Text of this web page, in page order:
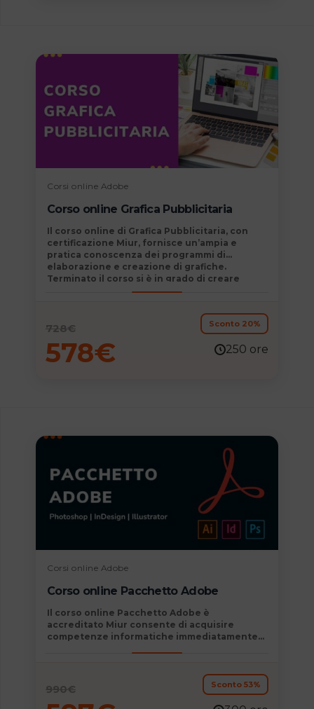
Corsi online Adobe
Corso online Grafica Pubblicitaria
Il corso online di Grafica Pubblicitaria, con
certificazione Miur, fornisce un’ampia e
pratica conoscenza dei programmi di
elaborazione e creazione di grafiche.
Terminato il corso si è in grado di creare
progetti professionali e innovativi per
delDigital
Marketing.
728€
578€
Sconto 20%
250 ore
Corsi online Adobe
Corso online Pacchetto Adobe
Il corso online Pacchetto Adobe è
accreditato Miur consente di acquisire
competenze informatiche immediatamente
programmi Photoshop,
InDesign e Illustrator
990€ Sconto 53%